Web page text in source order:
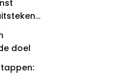
doel